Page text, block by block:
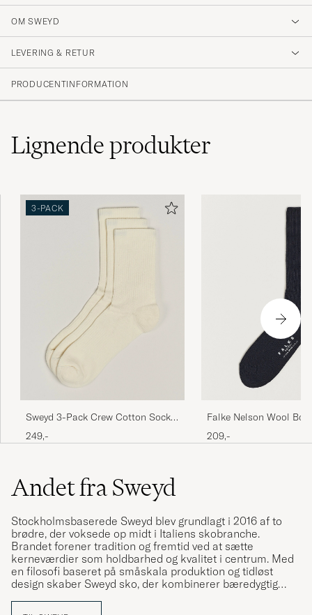
Äntligen hittat de perfekta strumporna!
Sköna och otroligt snygga!
OM SWEYD
LEVERING & RETUR
PRODUCENTINFORMATION
Lignendeprodukter
3-PACK
Sweyd 3-Pack Crew Cotton Socks
White
249,-
Falke Nelson Wool
Dark Navy
209,-
Andet fra Sweyd
Stockholmsbaserede Sweyd blev grundlagt i 2016 af to
brødre, der voksede op midt i Italiens skobranche.
Brandet forener tradition og fremtid ved at sætte
kerneværdier som holdbarhed og kvalitet i centrum. Med
en filosofi baseret på småskala produktion og tidløst
design skaber Sweyd sko, der kombinerer bæredygtig